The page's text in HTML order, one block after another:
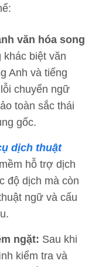
văn hóa song
biệt văn
Anh và tiếng
chuyển ngữ
toàn sắc thái
gốc.
dịch thuật
hỗ trợ dịch
độ dịch mà còn
ngữ và cấu
ngặt: Sau khi
kiểm tra và